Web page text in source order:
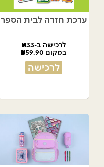
ערכת חזרה לבית הספר
לרכישה ב-₪33
במקום ₪59.90
לרכישה